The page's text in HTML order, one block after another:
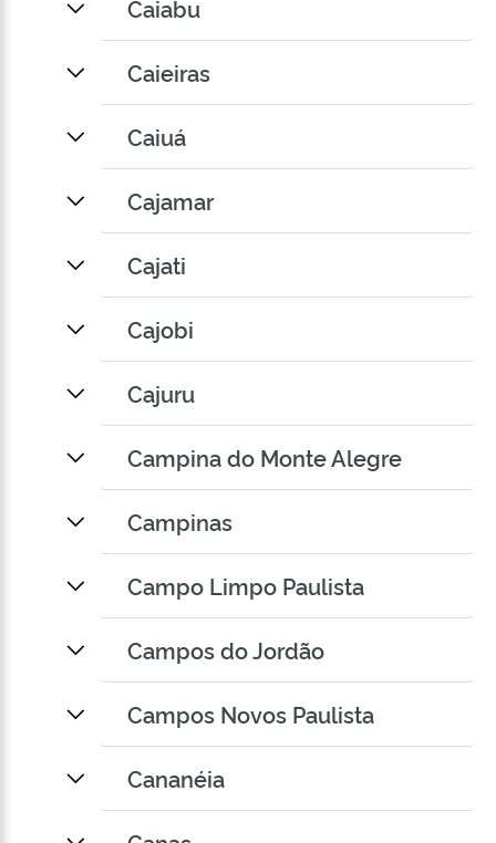
Caiabu
Caieiras
Caiuá
Cajamar
Cajati
Cajobi
Cajuru
Campina do Monte Alegre
Campinas
Campo Limpo Paulista
Campos do Jordão
Campos Novos Paulista
Cananéia